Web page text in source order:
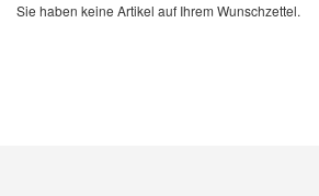
Sie haben keine Artikel auf Ihrem Wunschzettel.